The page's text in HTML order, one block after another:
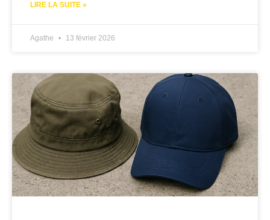
LIRE LA SUITE »
Agathe 13 février 2026